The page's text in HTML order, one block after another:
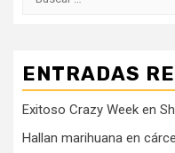
ENTRADAS
Exitoso Crazy Week en
Hallan marihuana en